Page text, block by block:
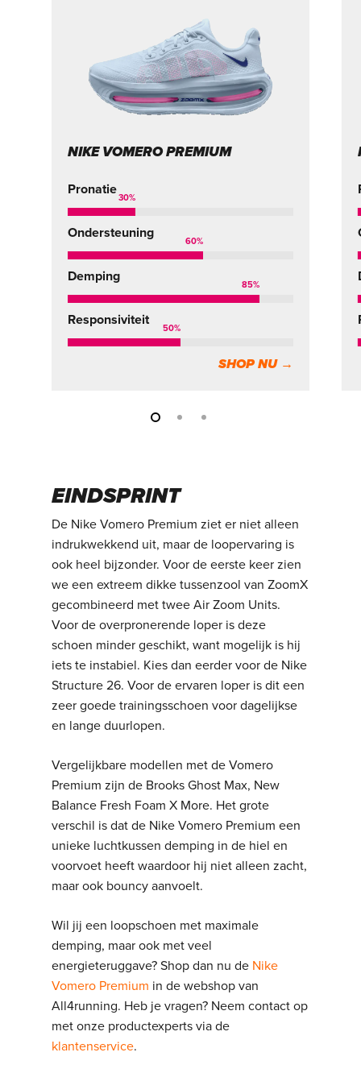
NIKE VOMERO PREMIUM
Pronatie
30%
Ondersteuning
60%
Demping
85%
Responsiviteit
50%
SHOP NU →
EINDSPRINT
De Nike Vomero Premium ziet er niet alleen
indrukwekkend uit, maar de loopervaring is
ook heel bijzonder. Voor de eerste keer zien
we een extreem dikke tussenzool van ZoomX
gecombineerd met twee Air Zoom Units.
Voor de overpronerende loper is deze
schoen minder geschikt, want mogelijk is hij
iets te instabiel. Kies dan eerder voor de Nike
Structure 26. Voor de ervaren loper is dit een
zeer goede trainingsschoen voor dagelijkse
en lange duurlopen.
Vergelijkbare modellen met de Vomero
Premium zijn de Brooks Ghost Max, New
Balance Fresh Foam X More. Het grote
verschil is dat de Nike Vomero Premium een
unieke luchtkussen demping in de hiel en
voorvoet heeft waardoor hij niet alleen zacht,
maar ook bouncy aanvoelt.
Wil jij een loopschoen met maximale
demping, maar ook met veel
energieteruggave? Shop dan nu de Nike
Vomero Premium in de webshop van
All4running. Heb je vragen? Neem contact op
met onze productexperts via de
klantenservice.